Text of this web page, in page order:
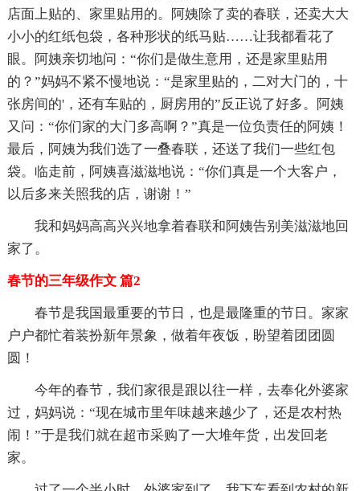
店面上贴的、家里贴用的。阿姨除了卖的春联，还卖大大
小小的红纸包袋，各种形状的纸马贴……让我都看花了
眼。阿姨亲切地问：“你们是做生意用，还是家里贴用
的？”妈妈不紧不慢地说：“是家里贴的，二对大门的，十
张房间的'，还有车贴的，厨房用的”反正说了好多。阿姨
又问：“你们家的大门多高啊？”真是一位负责任的阿姨！
最后，阿姨为我们选了一叠春联，还送了我们一些红包
袋。临走前，阿姨喜滋滋地说：“你们真是一个大客户，
以后多来关照我的店，谢谢！”
我和妈妈高高兴兴地拿着春联和阿姨告别美滋滋地回
家了。
春节的三年级作文 篇2
春节是我国最重要的节日，也是最隆重的节日。家家
户户都忙着装扮新年景象，做着年夜饭，盼望着团团圆
圆！
今年的春节，我们家很是跟以往一样，去奉化外婆家
过，妈妈说：“现在城市里年味越来越少了，还是农村热
闹！”于是我们就在超市采购了一大堆年货，出发回老
家。